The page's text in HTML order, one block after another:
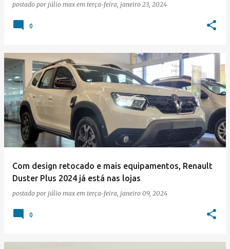
postado por júlio max em terça-feira, janeiro 23, 2024
0
Com design retocado e mais equipamentos, Renault
Duster Plus 2024 já está nas lojas
postado por júlio max em terça-feira, janeiro 09, 2024
0